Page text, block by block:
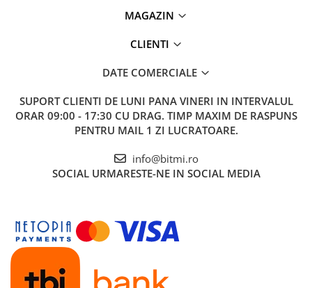
MAGAZIN
CLIENTI
DATE COMERCIALE
SUPORT CLIENTI DE LUNI PANA VINERI IN INTERVALUL
ORAR 09:00 - 17:30 CU DRAG. TIMP MAXIM DE RASPUNS
PENTRU MAIL 1 ZI LUCRATOARE.
info@bitmi.ro
SOCIAL URMARESTE-NE IN SOCIAL MEDIA